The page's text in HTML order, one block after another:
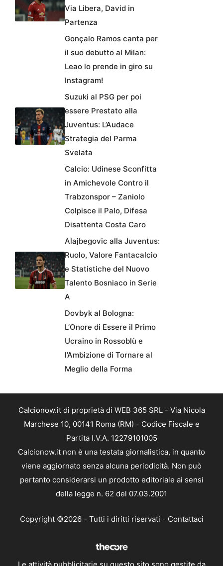
Via Libera, David in
Partenza
Gonçalo Ramos canta per
il suo debutto al Milan:
Leao lo prende in giro su
Instagram!
Suzuki al PSG per poi
essere Prestato alla
Juventus: L’Audace
Strategia del Parma
Svelata
Calcio: Udinese Sconfitta
in Amichevole Contro il
Trabzonspor – Zaniolo
Colpisce il Palo, Difesa
Disattenta Costa Caro
Alajbegovic alla Juventus:
Ruolo, Valore Fantacalcio
e Statistiche del Nuovo
Talento Bosniaco in Serie
A
Dovbyk al Bologna:
L’Onore di Essere il Primo
Ucraino in Rossoblù e
l’Ambizione di Tornare al
Meglio della Forma
Calcionow.it di proprietà di WEB 365 SRL - Via Nicola
Marchese 10, 00141 Roma (RM) - Codice Fiscale e
Partita I.V.A. 12279101005
Calcionow.it non è una testata giornalistica, in quanto
viene aggiornato senza alcuna periodicità. Non può
pertanto considerarsi un prodotto editoriale ai sensi
della legge n. 62 del 07.03.2001
Copyright ©2026 - Tutti i diritti riservati - Contattaci